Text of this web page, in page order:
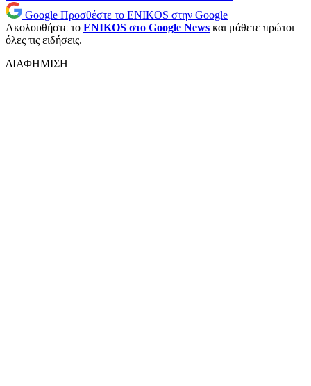
Google Προσθέστε το ENIKOS στην Google
Ακολουθήστε το ENIKOS στο Google News και μάθετε πρώτοι
όλες τις ειδήσεις.
ΔΙΑΦΗΜΙΣΗ